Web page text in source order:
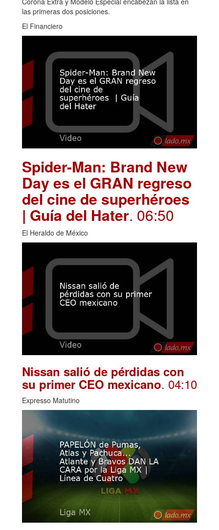
las primeras dos posiciones.
El Financiero
Spider-Man: Brand New
Day es el GRAN regreso
del cine de superhéroes
| Guía del Hater. 06:50
El Heraldo de México
Nissan salió de pérdidas con
su primer CEO mexicano. 04:10
Expresso Matutino